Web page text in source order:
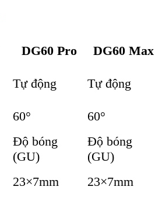
DG60 Pro
DG60 Max
Tự động
Tự động
60°
60°
Độ bóng
(GU)
Độ bóng
(GU)
23×7mm
23×7mm